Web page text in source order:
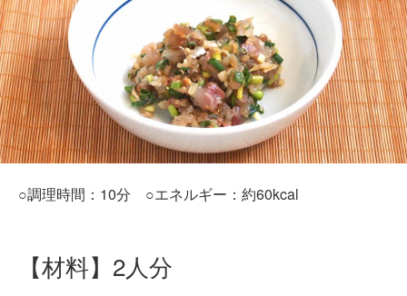
○調理時間：10分 ○エネルギー：約60kcal
【材料】2人分